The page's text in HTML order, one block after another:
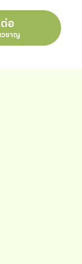
อ
วชาญ